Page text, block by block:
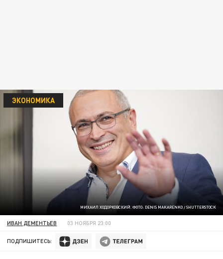
МИХАИЛ ХОДОРКОВСКИЙ. ФОТО: DENIS MAKARENKO / SHUTTERSTOCK
ЭКОНОМИКА
ИВАН ДЕМЕНТЬЕВ 03 НОЯБРЯ 23:00
ПОДПИШИТЕСЬ: